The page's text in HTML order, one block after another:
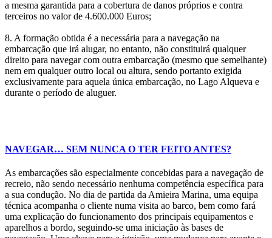
a mesma garantida para a cobertura de danos próprios e contra
terceiros no valor de 4.600.000 Euros;
8. A formação obtida é a necessária para a navegação na
embarcação que irá alugar, no entanto, não constituirá qualquer
direito para navegar com outra embarcação (mesmo que semelhante)
nem em qualquer outro local ou altura, sendo portanto exigida
exclusivamente para aquela única embarcação, no Lago Alqueva e
durante o período de aluguer.
NAVEGAR… SEM NUNCA O TER FEITO ANTES?
As embarcações são especialmente concebidas para a navegação de
recreio, não sendo necessário nenhuma competência específica para
a sua condução. No dia de partida da Amieira Marina, uma equipa
técnica acompanha o cliente numa visita ao barco, bem como fará
uma explicação do funcionamento dos principais equipamentos e
aparelhos a bordo, seguindo-se uma iniciação às bases de